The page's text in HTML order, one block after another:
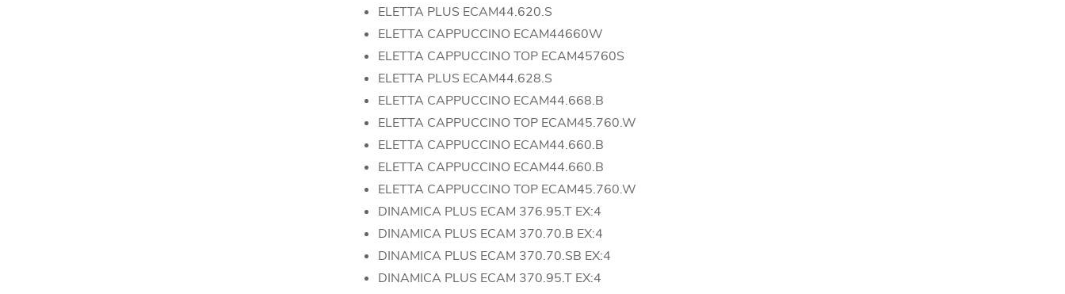
ELETTA PLUS ECAM44.620.S
ELETTA CAPPUCCINO ECAM44660W
ELETTA CAPPUCCINO TOP ECAM45760S
ELETTA PLUS ECAM44.628.S
ELETTA CAPPUCCINO ECAM44.668.B
ELETTA CAPPUCCINO TOP ECAM45.760.W
ELETTA CAPPUCCINO ECAM44.660.B
ELETTA CAPPUCCINO ECAM44.660.B
ELETTA CAPPUCCINO TOP ECAM45.760.W
DINAMICA PLUS ECAM 376.95.T EX:4
DINAMICA PLUS ECAM 370.70.B EX:4
DINAMICA PLUS ECAM 370.70.SB EX:4
DINAMICA PLUS ECAM 370.95.T EX:4